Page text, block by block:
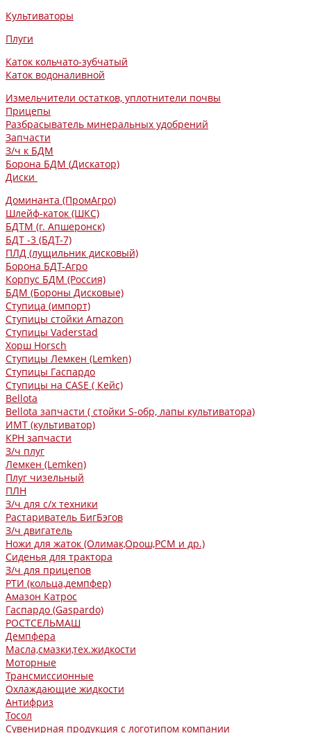
Культиваторы
Плуги
Каток кольчато-зубчатый
Каток водоналивной
Измельчители остатков, уплотнители почвы
Прицепы
Разбрасыватель минеральных удобрений
Запчасти
З/ч к БДМ
Борона БДМ (Дискатор)
Диски
Доминанта (ПромАгро)
Шлейф-каток (ШКС)
БДТМ (г. Апшеронск)
БДТ -3 (БДТ-7)
ПЛД (лущильник дисковый)
Борона БДТ-Агро
Корпус БДМ (Россия)
БДМ (Бороны Дисковые)
Ступица (импорт)
Ступицы стойки Amazon
Ступицы Vaderstad
Хорш Horsch
Ступицы Лемкен (Lemken)
Ступицы Гаспардо
Ступицы на CASE ( Кейс)
Bellota
Bellota запчасти ( стойки S-обр, лапы культиватора)
ИМТ (культиватор)
КРН запчасти
З/ч плуг
Лемкен (Lemken)
Плуг чизельный
ПЛН
З/ч для с/х техники
Растариватель БигБэгов
З/ч двигатель
Ножи для жаток (Олимак,Орош,РСМ и др.)
Сиденья для трактора
З/ч для прицепов
РТИ (кольца,демпфер)
Амазон Катрос
Гаспардо (Gaspardo)
РОСТСЕЛЬМАШ
Демпфера
Масла,смазки,тех.жидкости
Моторные
Трансмиссионные
Охлаждающие жидкости
Антифриз
Тосол
Сувенирная продукция с логотипом компании